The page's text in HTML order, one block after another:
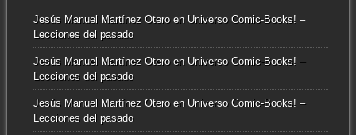
Jesús Manuel Martínez Oteroen Universo Comic-Books! –
Lecciones del pasado
Jesús Manuel Martínez Oteroen Universo Comic-Books! –
Lecciones del pasado
Jesús Manuel Martínez Oteroen Universo Comic-Books! –
Lecciones del pasado